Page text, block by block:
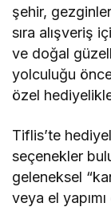
şehir,
sıra alışveriş
ve doğal
yolculuğu
özel
Tiflis’te
seçenekler
geleneksel
veya el